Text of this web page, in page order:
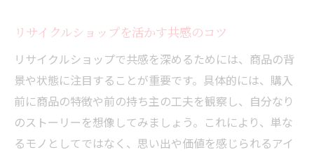
リサイクルショップを活かす共感のコツ
リサイクルショップで共感を深めるためには、商品の背
景や状態に注目することが重要です。具体的には、購入
前に商品の特徴や前の持ち主の工夫を観察し、自分なり
のストーリーを想像してみましょう。これにより、単な
るモノとしてではなく、思い出や価値を感じられるアイ